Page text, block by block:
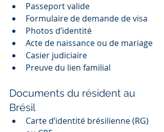
Passeport valide
Formulaire de demande de visa
Photos d’identité
Acte de naissance ou de mariage
Casier judiciaire
Preuve du lien familial
Documents du résident au
Brésil
Carte d’identité brésilienne (RG)